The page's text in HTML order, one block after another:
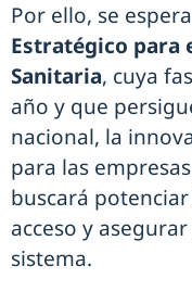
Por ello, se
Estratégico para
Sanitaria, cuya
año y que
nacional, la
para las
buscará
acceso y
sistema.